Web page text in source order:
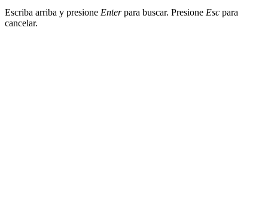
Escriba arriba y presione Enterpara buscar. Presione Esc para
cancelar.